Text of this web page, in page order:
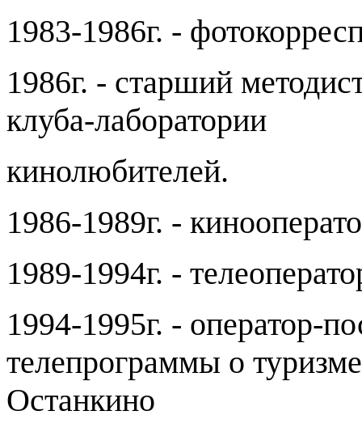
1983-1986г. -
1986г. - старший
клуба-лаборатории
кинолюбителей.
1986-1989г. -
1989-1994г. -
1994-1995г. - оператор-
телепрограммы о
Останкино